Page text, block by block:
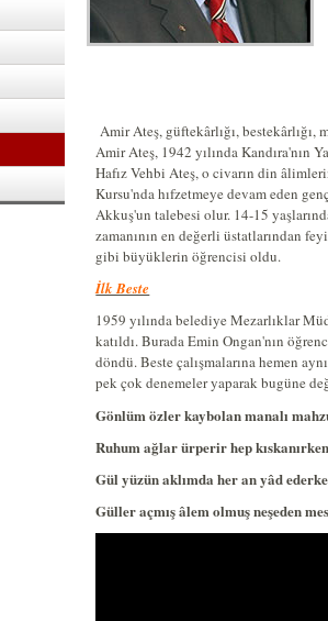
Amir Ateş, güftekârlığı,
Amir Ateş, 1942 yılında Kandıra'nın
Hafız Vehbi Ateş, o civarın din
Kursu'nda hıfzetmeye devam eden
Akkuş'un talebesi olur. 14-15
zamanının en değerli üstatlarından
gibi büyüklerin öğrencisi oldu.
İlk Beste
1959 yılında belediye Mezarlıklar
katıldı. Burada Emin Ongan'nın
döndü. Beste çalışmalarına hemen
pek çok denemeler yaparak bugüne
Gönlüm özler kaybolan manalı
Ruhum ağlar ürperir hep
Gül yüzün aklımda her an yâd
Güller açmış âlem olmuş neşeden